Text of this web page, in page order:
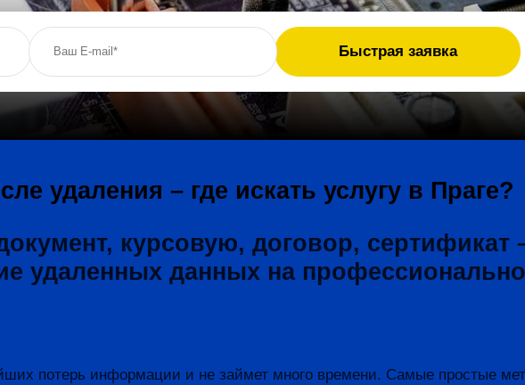
удаления – где искать услугу в Праге?
курсовую, договор, сертификат
удаленных данных на
потерь информации и не займет много времени. Самые простые